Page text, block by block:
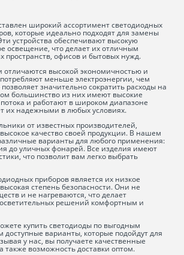
широкий ассортимент светодиодных
которые идеально подходят для замены
устройства обеспечивают высокую
освещение, что делает их отличным
пространств, офисов и бытовых нужд.
высокой экономичностью и
меньше электроэнергии, чем
значительно сократить расходы на
большинство из них имеют высокие
потока и работают в широком диапазоне
их надежными в любых условиях.
от известных производителей,
качество своей продукции. В нашем
варианты для любого применения:
до уличных фонарей. Все изделия имеют
что позволит вам легко выбрать
приборов является их низкое
степень безопасности. Они не
и не нагреваются, что делает
решений комфортным и
купить светодиоды по выгодным
варианты, которые подойдут для
у нас, вы получаете качественные
также возможность доставки оптом.